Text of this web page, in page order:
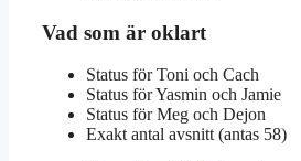
Vad som är oklart
Status för Toni och Cach
Status för Yasmin och Jamie
Status för Meg och Dejon
Exakt antal avsnitt (antas 58)